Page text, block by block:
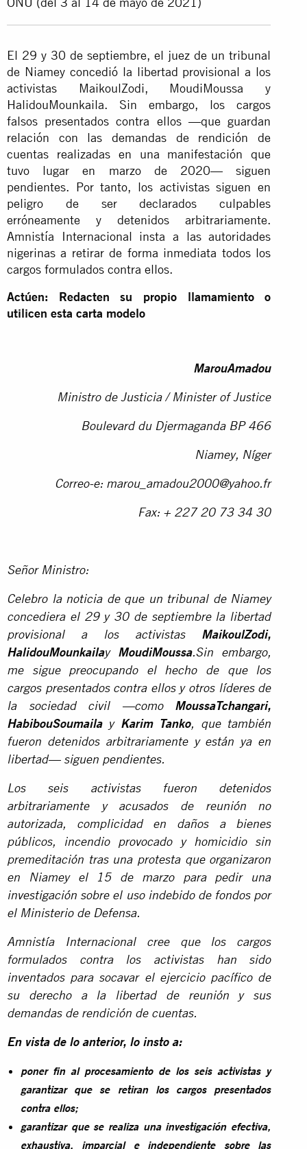
El 29 y 30 de septiembre, el juez de un tribunal
de Niamey concedió la libertad provisional a los
activistas MaikoulZodi, MoudiMoussa y
HalidouMounkaila. Sin embargo, los cargos
falsos presentados contra ellos —que guardan
relación con las demandas de rendición de
cuentas realizadas en una manifestación que
tuvo lugar en marzo de 2020— siguen
pendientes. Por tanto, los activistas siguen en
peligro de ser declarados culpables
erróneamente y detenidos arbitrariamente.
Amnistía Internacional insta a las autoridades
nigerinas a retirar de forma inmediata todos los
cargos formulados contra ellos.
Actúen: Redacten su propio llamamiento o
utilicen esta carta modelo
MarouAmadou
Ministro de Justicia / Minister of Justice
Boulevard du Djermaganda BP 466
Niamey, Níger
Correo-e: marou_amadou2000@yahoo.fr
Fax: + 227 20 73 34 30
Señor Ministro:
Celebro la noticia de que un tribunal de Niamey
concediera el 29 y 30 de septiembre la libertad
provisional a los activistas MaikoulZodi,
HalidouMounkailay MoudiMoussa.Sin embargo,
me sigue preocupando el hecho de que los
cargos presentados contra ellos y otros líderes de
la sociedad civil —como MoussaTchangari,
HabibouSoumailay Karim Tanko, que también
fueron detenidos arbitrariamente y están ya en
libertad— siguen pendientes.
Los seis activistas fueron detenidos
arbitrariamente y acusados de reunión no
autorizada, complicidad en daños a bienes
públicos, incendio provocado y homicidio sin
premeditación tras una protesta que organizaron
en Niamey el 15 de marzo para pedir una
investigación sobre el uso indebido de fondos por
el Ministerio de Defensa.
Amnistía Internacional cree que los cargos
formulados contra los activistas han sido
inventados para socavar el ejercicio pacífico de
su derecho a la libertad de reunión y sus
demandas de rendición de cuentas.
En vista de lo anterior, lo insto a:
poner fin al procesamiento de los seis activistas y
garantizar que se retiran los cargos presentados
contra ellos;
garantizar que se realiza una investigación efectiva,
exhaustiva, imparcial e independiente sobre las